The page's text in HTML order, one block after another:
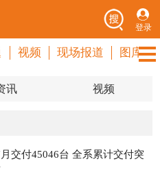
登录
视频 现场报道 图库
讯 视频
交付45046台 全系累计交付突